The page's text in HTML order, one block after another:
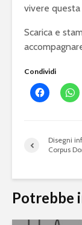
vivere
Scarica e
Condividi
Disegni
Corpus
Potrebbe